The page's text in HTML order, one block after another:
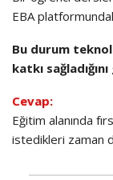
EBA
Bu durum
katkı
Cevap:
Eğitim alanında
istedikleri zaman